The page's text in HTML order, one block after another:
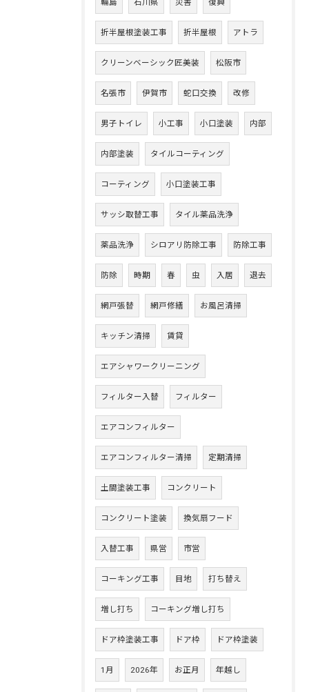
輪島 石川県 災害 復興
折半屋根塗装工事 折半屋根 アトラ
クリーンベーシック匠美装 松阪市
名張市 伊賀市 蛇口交換 改修
男子トイレ 小工事 小口塗装 内部
内部塗装 タイルコーティング
コーティング 小口塗装工事
サッシ取替工事 タイル薬品洗浄
薬品洗浄 シロアリ防除工事 防除工事
防除 時期 春 虫 入居 退去
網戸張替 網戸修繕 お風呂清掃
キッチン清掃 賃貸
エアシャワークリーニング
フィルター入替 フィルター
エアコンフィルター
エアコンフィルター清掃 定期清掃
土間塗装工事 コンクリート
コンクリート塗装 換気扇フード
入替工事 県営 市営
コーキング工事 目地 打ち替え
増し打ち コーキング増し打ち
ドア枠塗装工事 ドア枠 ドア枠塗装
1月 2026年 お正月 年越し